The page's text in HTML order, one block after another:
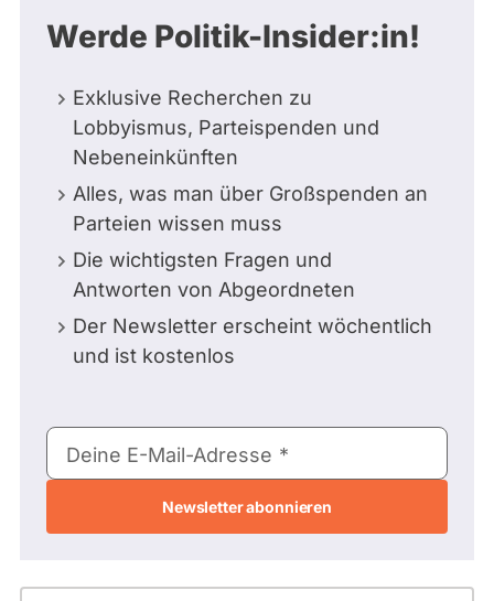
Werde Politik-Insider:in!
Exklusive Recherchen zu
Lobbyismus, Parteispenden und
Nebeneinkünften
Alles, was man über Großspenden an
Parteien wissen muss
Die wichtigsten Fragen und
Antworten von Abgeordneten
Der Newsletter erscheint wöchentlich
und ist kostenlos
E-
Mail-
Deine E-Mail-Adresse